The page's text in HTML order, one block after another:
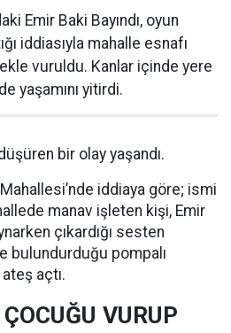
Emir Baki Bayındı, oyun
iddiasıyla mahalle esnafı
vuruldu. Kanlar içinde yere
yaşamını yitirdi.
bir olay yaşandı.
iddiaya göre; ismi
manav işleten kişi, Emir
çıkardığı sesten
bulundurduğu pompalı
açtı.
VURUP